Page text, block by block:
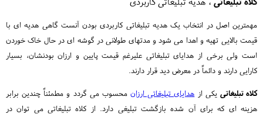
مهمترین اصل در انتخاب یک هدیه تبلیغاتی کاربردی بودن آنست گاهی هدیه ای با
قیمت بالایی تهیه و اهدا می شود و مدتهای طولانی در گوشه ای در حال خاک خوردن
است ولی برخی از هدایای تبلیغاتی علیرغم قیمت پایین و ارزان بودنشان، بسیار
کارایی دارند و دائماً در معرض دید قرار دارند.
کلاه تبلیغاتی یکی از هدایای تبلیغاتی ارزانمحسوب می گردد و مطمئناً چندین برابر
هزینه ای که برای آن شده بازگشت تبلیغی دارد. از کلاه تبلیغاتی می توان در